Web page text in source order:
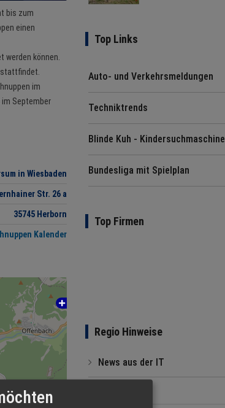
bis zum
einen
können.
im
September
in Wiesbaden
Str. 26 a
35745 Herborn
Kalender
Top Links
Auto- und Verkehrsmeldungen
Techniktrends
Blinde Kuh - Kindersuchmaschine
Bundesliga mit Spielplan
Top Firmen
Regio Hinweise
News aus der IT